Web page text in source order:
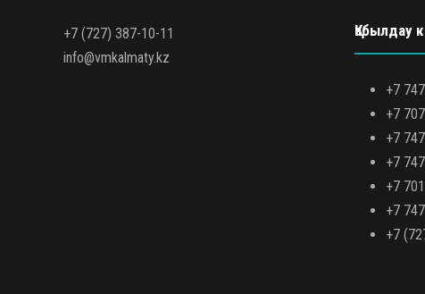
+7 (727) 387-10-11
info@vmkalmaty.kz
Қабылдау
+7
+7
+7
+7
+7
+7
+7